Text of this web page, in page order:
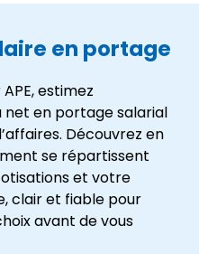
en portage
estimez
en portage salarial
Découvrez en
se répartissent
et votre
clair et fiable pour
avant de vous